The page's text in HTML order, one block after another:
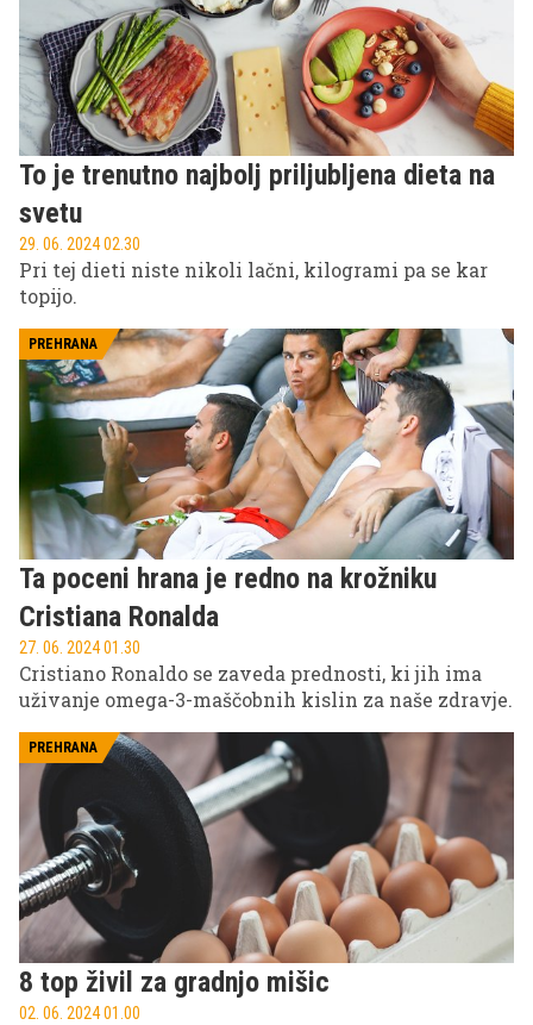
To je trenutno najbolj priljubljena dieta na
svetu
29. 06. 2024 02.30
Pri tej dieti niste nikoli lačni, kilogrami pa se kar
topijo.
PREHRANA
Ta poceni hrana je redno na krožniku
Cristiana Ronalda
27. 06. 2024 01.30
Cristiano Ronaldo se zaveda prednosti, ki jih ima
uživanje omega-3-maščobnih kislin za naše zdravje.
PREHRANA
8 top živil za gradnjo mišic
02. 06. 2024 01.00